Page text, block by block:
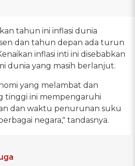
tahun ini inflasi dunia
dan tahun depan ada turun
inflasi inti ini disebabkan
dunia yang masih berlanjut.
yang melambat dan
tinggi ini mempengaruhi
dan waktu penurunan suku
negara," tandasnya.